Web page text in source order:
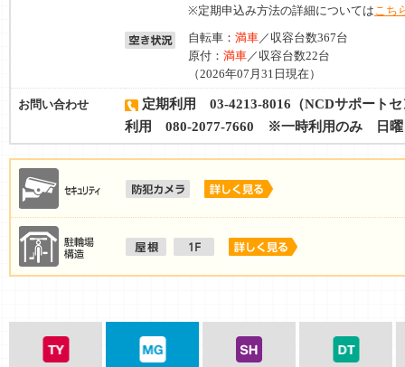
※定期申込み方法の詳細についてはこち
自転車： 満車／収容台数367台
原付： 満車／収容台数22台
（2026年07月31日現在）
お問い合わせ
定期利用 03-4213-8016（
利用 080-2077-7660 ※一時利用のみ 日曜